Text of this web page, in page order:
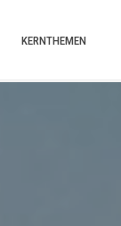
KERNTHEMEN